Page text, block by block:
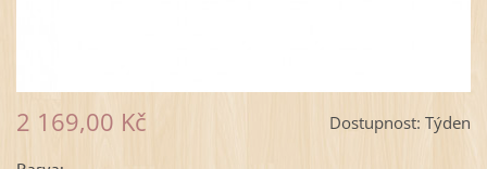
Dostupnost: Týden
2 169,00 Kč